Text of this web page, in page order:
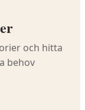
och hitta
behov